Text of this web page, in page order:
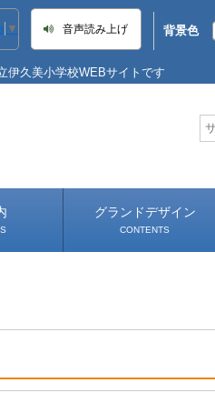
▼ 音声読み上げ 背景色
伊久美小学校WEBサイトです
グランドデザイン
CONTENTS